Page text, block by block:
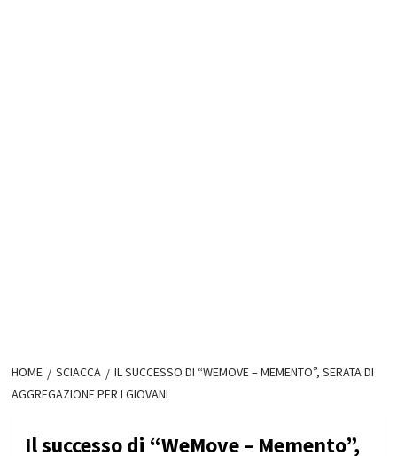
HOME SCIACCA
IL SUCCESSO DI “WEMOVE – MEMENTO”, SERATA DI
AGGREGAZIONE PER I GIOVANI
Il successo di “WeMove – Memento”,